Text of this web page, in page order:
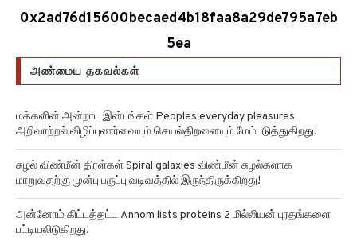
0x2ad76d15600becaed4b18faa8a29de795a7eb
5ea
அண்மைய தகவல்கள்
மக்களின் அன்றாட இன்பங்கள் Peoples everyday pleasures
அறிவாற்றல் விழிப்புணர்வையும் செயல்திறனையும் மேம்படுத்துகிறது!
சுழல் விண்மீன் திரள்கள் Spiral galaxies விண்மீன் சுழல்களாக
மாறுவதற்கு முன்பு பருப்பு வடிவத்தில் இருந்திருக்கிறது!
அன்னோம் கிட்டத்தட்ட Annom lists proteins 2 மில்லியன் புரதங்களை
பட்டியலிடுகிறது!